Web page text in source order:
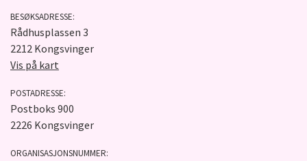
BESØKSADRESSE:
Rådhusplassen 3
2212 Kongsvinger
Vis på kart
POSTADRESSE:
Postboks 900
2226 Kongsvinger
ORGANISASJONSNUMMER: